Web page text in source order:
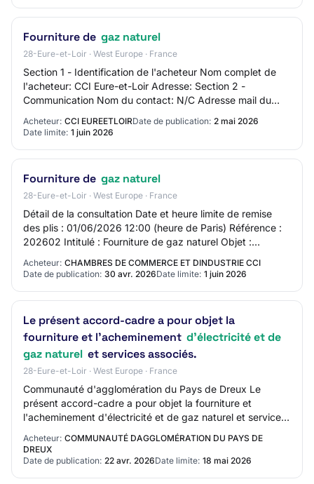
Fourniture de gaz naturel
28-Eure-et-Loir · West Europe · France
Section 1 - Identification de l'acheteur Nom complet de
l'acheteur: CCI Eure-et-Loir Adresse: Section 2 -
Communication Nom du contact: N/C Adresse mail du
Acheteur: CCI EUREETLOIRDate de publication: 2 mai 2026
Date limite: 1 juin 2026
Fourniture de gaz naturel
28-Eure-et-Loir · West Europe · France
Détail de la consultation Date et heure limite de remise
des plis : 01/06/2026 12:00 (heure de Paris) Référence :
202602 Intitulé : Fourniture de gaz naturel Objet :
Acheteur: CHAMBRES DE COMMERCE ET DINDUSTRIE CCI
Date de publication: 30 avr. 2026Date limite: 1 juin 2026
Le présent accord-cadre a pour objet la
fourniture et l'acheminement d'électricité et de
gaz naturel et services associés.
28-Eure-et-Loir · West Europe · France
Communauté d'agglomération du Pays de Dreux Le
présent accord-cadre a pour objet la fourniture et
l'acheminement d'électricité et de gaz naturel et services
associés. AO-2618-1653 28 - CA PAYS DE DRE…
Acheteur: COMMUNAUTÉ DAGGLOMÉRATION DU PAYS DE
DREUX
Date de publication: 22 avr. 2026Date limite: 18 mai 2026